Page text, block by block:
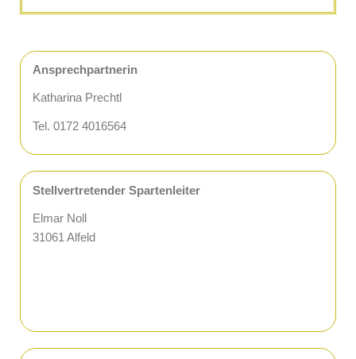
Ansprechpartnerin
Katharina Prechtl
Tel. 0172 4016564
Stellvertretender Spartenleiter
Elmar Noll
31061 Alfeld